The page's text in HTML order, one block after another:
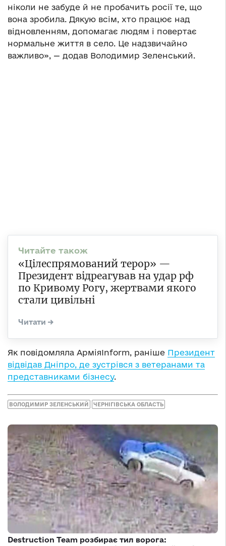
ніколи не забуде й не пробачить росії те, що
вона зробила. Дякую всім, хто працює над
відновленням, допомагає людям і повертає
нормальне життя в село. Це надзвичайно
важливо», — додав Володимир Зеленський.
«Цілеспрямований терор» —
Президент відреагував на удар рф
по Кривому Рогу, жертвами якого
стали цивільні
Як повідомляла АрміяInform, раніше Президент
відвідав Дніпро, де зустрівся з ветеранами та
представниками бізнесу.
ВОЛОДИМИР ЗЕЛЕНСЬКИЙ ЧЕРНІГІВСЬКА ОБЛАСТЬ
Destruction Team розбирає тил ворога: